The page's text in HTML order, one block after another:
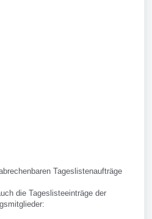
Tageslistenaufträge
die Tageslisteeinträge der